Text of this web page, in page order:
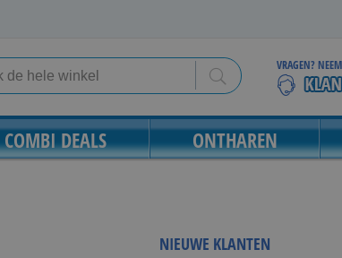
VRAGEN?
COMBI DEALS ONTHAREN
NIEUWE KLANTEN